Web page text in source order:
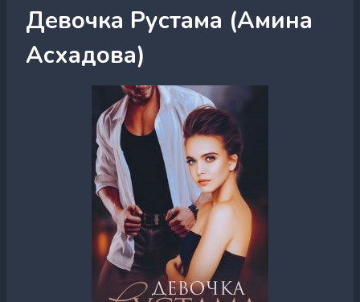
Девочка Рустама (Амина
Асхадова)